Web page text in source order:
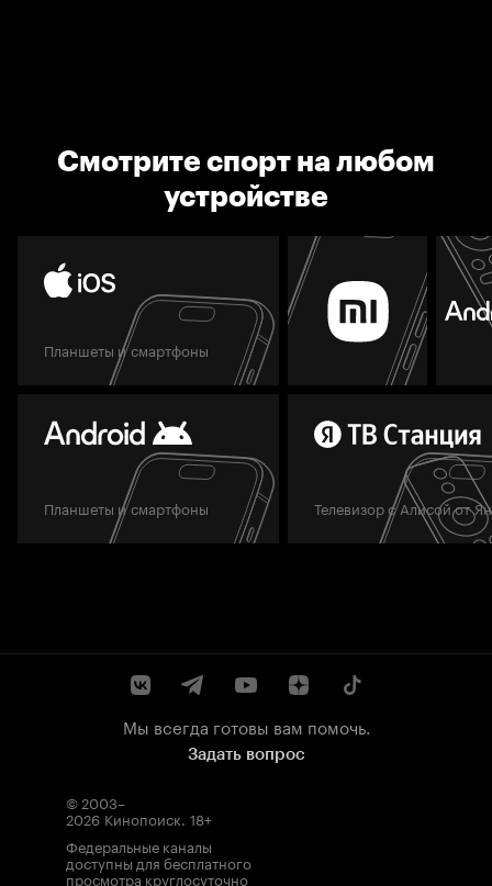
Смотрите спорт на любом
устройстве
Планшеты и смартфоны
Планшеты и смартфоны Телевизор с Алисой от
Мы всегда готовы вам помочь.
Задать вопрос
© 2003–
2026 Кинопоиск. 18+
Федеральные каналы
доступны для бесплатного
просмотра круглосуточно